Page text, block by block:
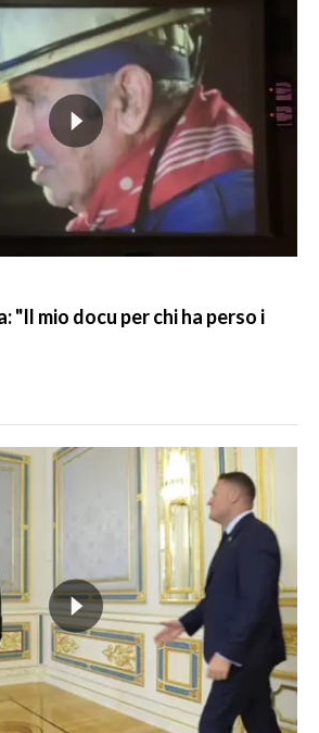
"Il mio docu per chi ha perso i